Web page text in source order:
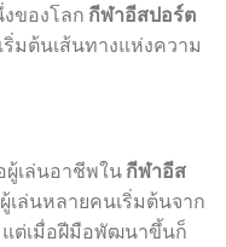
ของโลก กีฬาอีสปอร์ต
ริ่มต้นเส้นทางแห่งความ
ผู้เล่นอาชีพใน กีฬาอีส
เล่นหลายคนเริ่มต้นจาก
แต่เมื่อฝีมือพัฒนาขึ้นก็